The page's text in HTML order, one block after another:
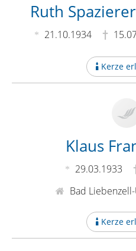
Ruth
21.10.1934
Kerze
Klaus
29.03.1933
Bad
Kerze